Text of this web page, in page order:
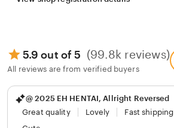
5.9 out of 5 (99.8k reviews)
All reviews are from verified buyers
@ 2025 EH HENTAI, Allright Reversed
Great quality
Lovely Fast shipping